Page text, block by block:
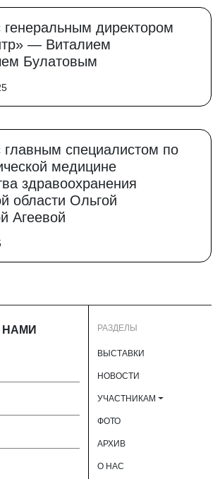
директором
— Виталием
Булатовым
специалистом по
медицине
здравоохранения
области Ольгой
Агеевой
РАЗДЕЛЫ
ВЫСТАВКИ
НОВОСТИ
УЧАСТНИКАМ
ФОТО
АРХИВ
О НАС